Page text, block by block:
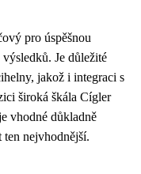
pro úspěšnou
Je důležité
jakož i integraci s
široká škála Cígler
vhodné důkladně
ten nejvhodnější.